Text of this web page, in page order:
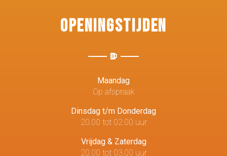
Openingstijden
Maandag
Op afspraak
Dinsdag t/m Donderdag
20.00 tot 02.00 uur
Vrijdag & Zaterdag
20.00 tot 03.00 uur